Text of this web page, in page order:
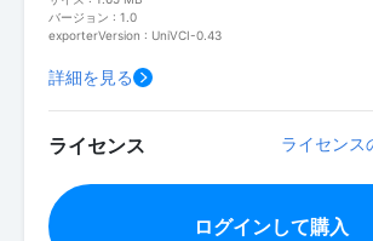
バージョン : 1.0
exporterVersion : UniVCI-0.43
詳細を見る
ライセンス ライセンス
ログインして購入